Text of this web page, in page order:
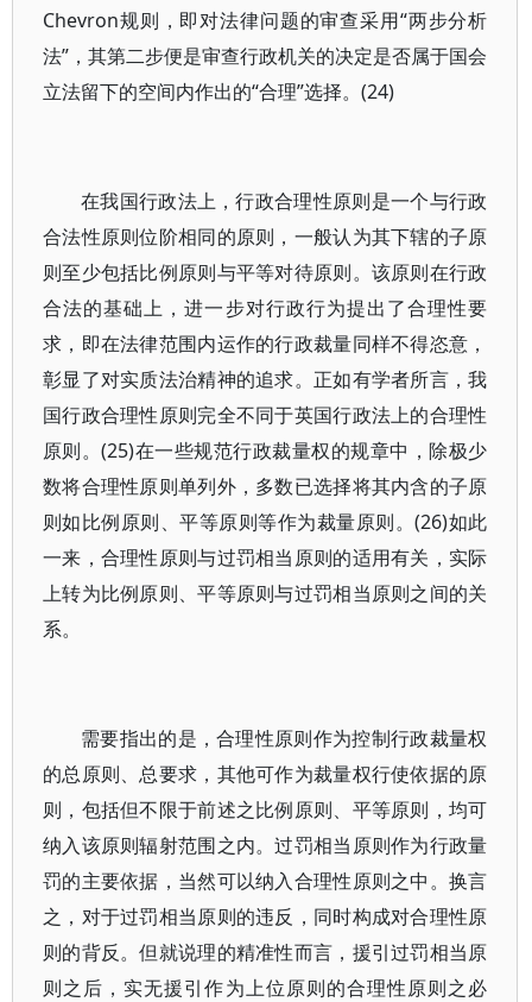
Chevron规则，即对法律问题的审查采用“两步分析
法”，其第二步便是审查行政机关的决定是否属于国会
立法留下的空间内作出的“合理”选择。(24)
在我国行政法上，行政合理性原则是一个与行政
合法性原则位阶相同的原则，一般认为其下辖的子原
则至少包括比例原则与平等对待原则。该原则在行政
合法的基础上，进一步对行政行为提出了合理性要
求，即在法律范围内运作的行政裁量同样不得恣意，
彰显了对实质法治精神的追求。正如有学者所言，我
国行政合理性原则完全不同于英国行政法上的合理性
原则。(25)在一些规范行政裁量权的规章中，除极少
数将合理性原则单列外，多数已选择将其内含的子原
则如比例原则、平等原则等作为裁量原则。(26)如此
一来，合理性原则与过罚相当原则的适用有关，实际
上转为比例原则、平等原则与过罚相当原则之间的关
系。
需要指出的是，合理性原则作为控制行政裁量权
的总原则、总要求，其他可作为裁量权行使依据的原
则，包括但不限于前述之比例原则、平等原则，均可
纳入该原则辐射范围之内。过罚相当原则作为行政量
罚的主要依据，当然可以纳入合理性原则之中。换言
之，对于过罚相当原则的违反，同时构成对合理性原
则的背反。但就说理的精准性而言，援引过罚相当原
则之后，实无援引作为上位原则的合理性原则之必